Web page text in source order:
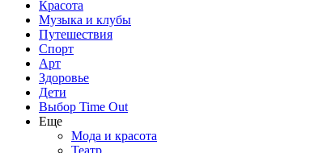
Красота
Музыка и клубы
Путешествия
Спорт
Арт
Здоровье
Дети
Выбор Time Out
Еще
Мода и красота
Театр